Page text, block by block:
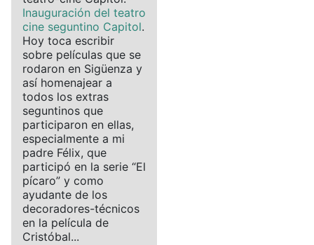
Inauguración del teatro
cine seguntino Capitol.
Hoy toca escribir
sobre películas que se
rodaron en Sigüenza y
así homenajear a
todos los extras
seguntinos que
participaron en ellas,
especialmente a mi
padre Félix, que
participó en la serie “El
pícaro” y como
ayudante de los
decoradores-técnicos
en la película de
Cristóbal...